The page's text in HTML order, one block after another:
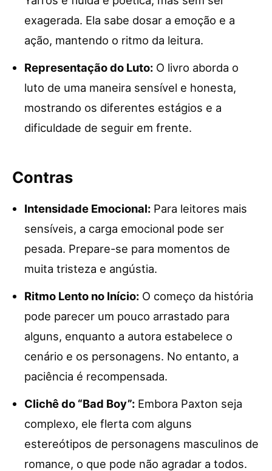
exagerada. Ela sabe dosar a emoção e a
ação, mantendo o ritmo da leitura.
Representação do Luto: O livro aborda o
luto de uma maneira sensível e honesta,
mostrando os diferentes estágios e a
dificuldade de seguir em frente.
Contras
Intensidade Emocional: Para leitores mais
sensíveis, a carga emocional pode ser
pesada. Prepare-se para momentos de
muita tristeza e angústia.
Ritmo Lento no Início: O começo da história
pode parecer um pouco arrastado para
alguns, enquanto a autora estabelece o
cenário e os personagens. No entanto, a
paciência é recompensada.
Clichê do “Bad Boy”: Embora Paxton seja
complexo, ele flerta com alguns
estereótipos de personagens masculinos de
romance, o que pode não agradar a todos.